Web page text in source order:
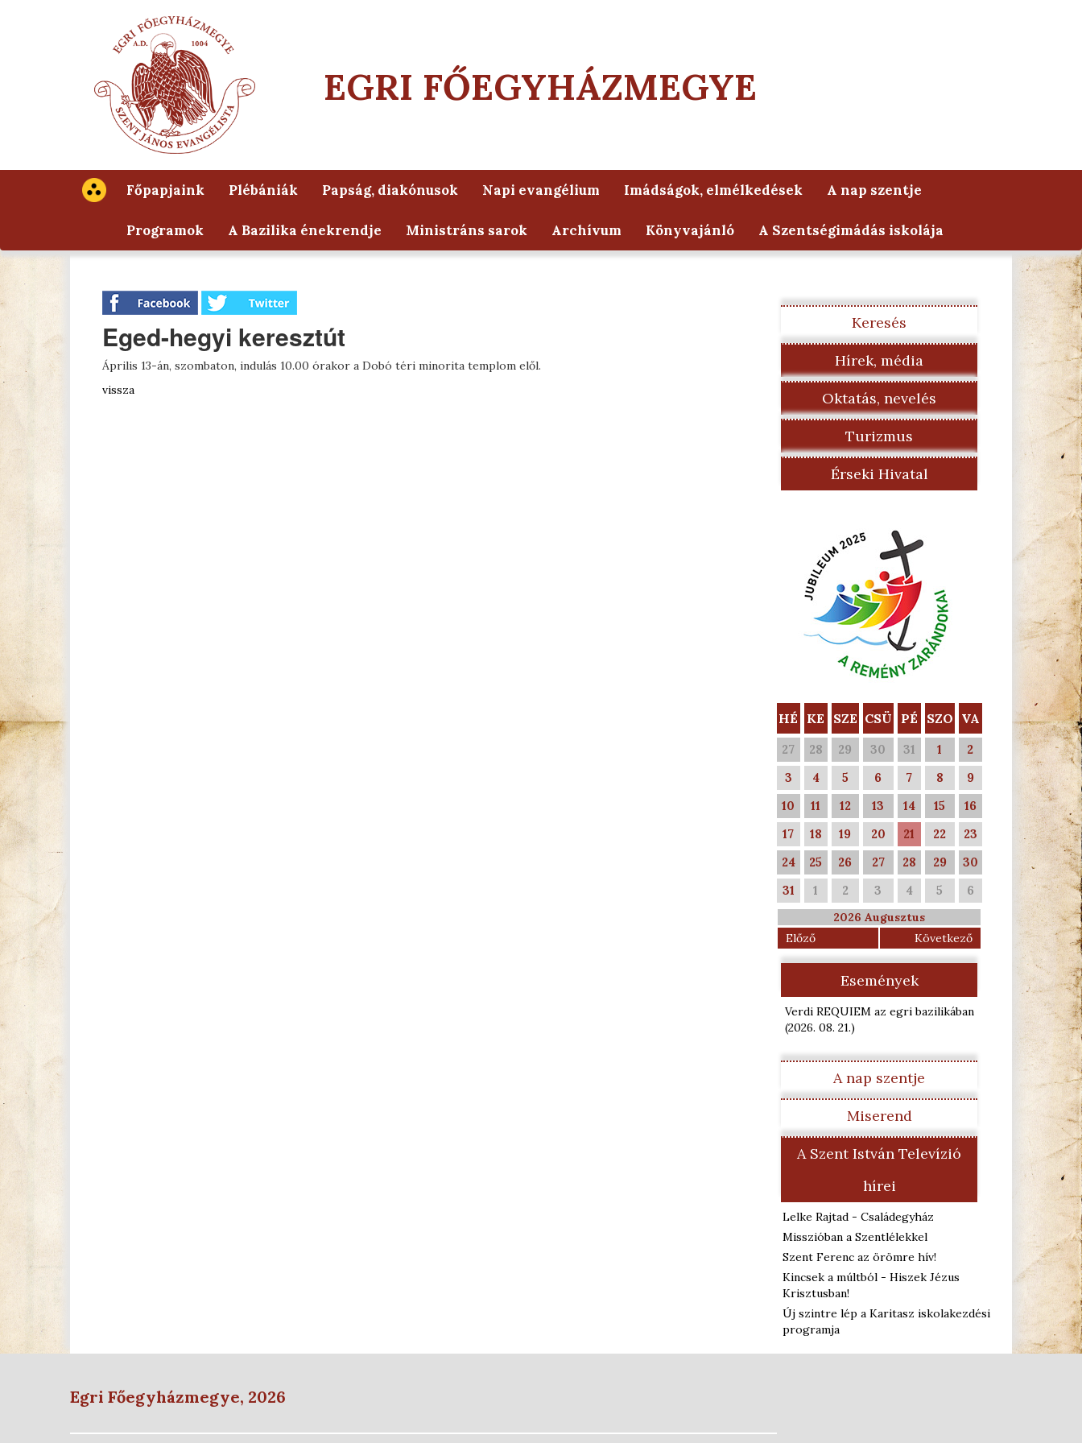
EGRI FŐEGYHÁZMEGYE
Főpapjaink Plébániák Papság, diakónusok Napi evangélium Imádságok, elmélkedések A nap szentje
Programok A Bazilika énekrendje Ministráns sarok Archívum Könyvajánló A Szentségimádás iskolája
Eged-hegyi keresztút
Április 13-án, szombaton, indulás 10.00 órakor a Dobó téri minorita templom elől.
vissza
Keresés
Hírek, média
Oktatás, nevelés
Turizmus
Érseki Hivatal
HÉ KE SZE CSÜ PÉ SZO VA
27 28 29 30 31 1
2
3
4 5 6 7 8
9
10
11 12 13 14 15
16
17
18 19 20 21 22
23
24
25 26 27 28 29
30
31
1 2 3 4 5 6
2026 Augusztus
Előző
Következő
Események
Verdi REQUIEM az egri bazilikában
(2026. 08. 21.)
A nap szentje
Miserend
A Szent István Televízió
hírei
Lelke Rajtad - Családegyház
Misszióban a Szentlélekkel
Szent Ferenc az örömre hív!
Kincsek a múltból - Hiszek Jézus
Krisztusban!
Új szintre lép a Karitasz iskolakezdési
programja
Egri Főegyházmegye, 2026